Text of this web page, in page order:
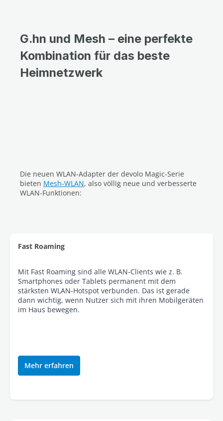
G.hn und Mesh – eine perfekte
Kombination für das beste
Heimnetzwerk
Die neuen WLAN-Adapter der devolo Magic-Serie
bieten Mesh-WLAN, also völlig neue und verbesserte
WLAN-Funktionen:
Fast Roaming
Mit Fast Roaming sind alle WLAN-Clients wie z. B.
Smartphones oder Tablets permanent mit dem
stärksten WLAN-Hotspot verbunden. Das ist gerade
dann wichtig, wenn Nutzer sich mit ihren Mobilgeräten
im Haus bewegen.
Mehr erfahren